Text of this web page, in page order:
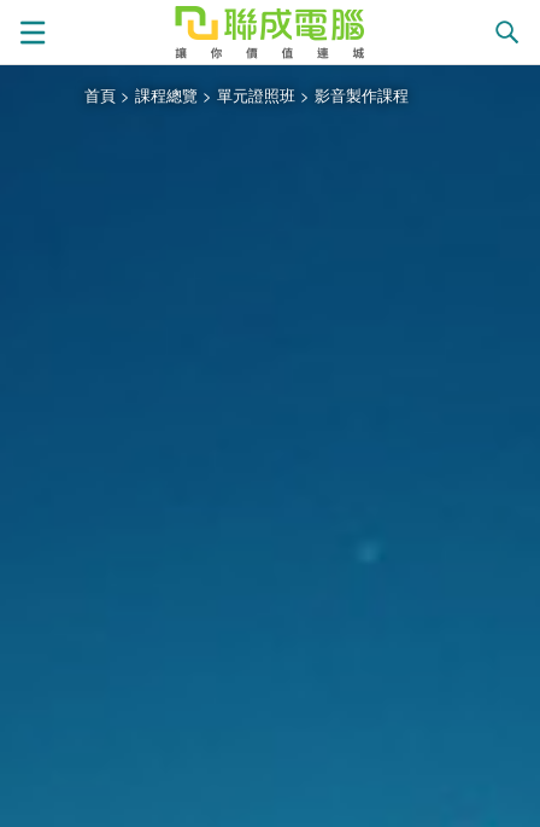
首頁 > 課程總覽 > 單元證照班 > 影音製作課程